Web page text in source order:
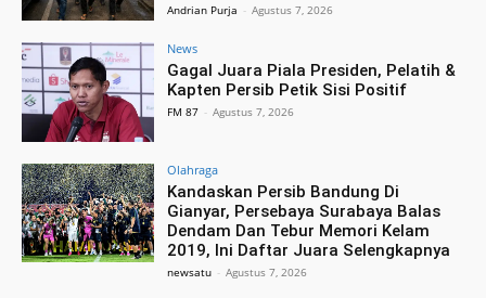
Andrian Purja - Agustus 7, 2026
News
Gagal Juara Piala Presiden, Pelatih &
Kapten Persib Petik Sisi Positif
FM 87 - Agustus 7, 2026
Olahraga
Kandaskan Persib Bandung Di
Gianyar, Persebaya Surabaya Balas
Dendam Dan Tebur Memori Kelam
2019, Ini Daftar Juara Selengkapnya
newsatu - Agustus 7, 2026